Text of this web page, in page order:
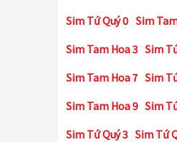
Sim Tứ Quý 0 Sim
Sim Tam Hoa 3 Sim
Sim Tam Hoa 7 Sim
Sim Tam Hoa 9 Sim
Sim Tứ Quý 3 Sim Tứ